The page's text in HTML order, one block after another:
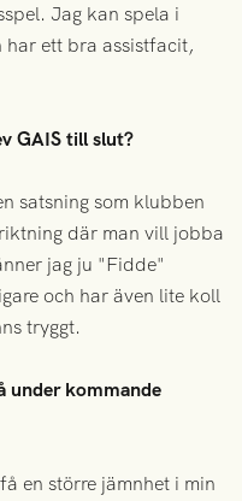
Jag kan spela i
har ett bra assistfacit,
GAIS till slut?
satsning som klubben
där man vill jobba
jag ju "Fidde"
och har även lite koll
tryggt.
under kommande
en större jämnhet i min